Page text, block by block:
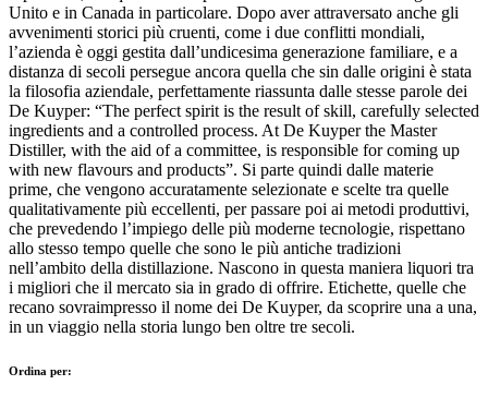
Unito e in Canada in particolare. Dopo aver attraversato anche gli
avvenimenti storici più cruenti, come i due conflitti mondiali,
l’azienda è oggi gestita dall’undicesima generazione familiare, e a
distanza di secoli persegue ancora quella che sin dalle origini è stata
la filosofia aziendale, perfettamente riassunta dalle stesse parole dei
De Kuyper: “The perfect spirit is the result of skill, carefully selected
ingredients and a controlled process. At De Kuyper the Master
Distiller, with the aid of a committee, is responsible for coming up
with new flavours and products”. Si parte quindi dalle materie
prime, che vengono accuratamente selezionate e scelte tra quelle
qualitativamente più eccellenti, per passare poi ai metodi produttivi,
che prevedendo l’impiego delle più moderne tecnologie, rispettano
allo stesso tempo quelle che sono le più antiche tradizioni
nell’ambito della distillazione. Nascono in questa maniera liquori tra
i migliori che il mercato sia in grado di offrire. Etichette, quelle che
recano sovraimpresso il nome dei De Kuyper, da scoprire una a una,
in un viaggio nella storia lungo ben oltre tre secoli.
Ordina per: